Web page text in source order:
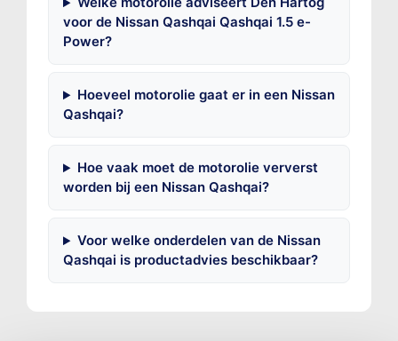
voor de Nissan Qashqai Qashqai 1.5 e-
Power?
Hoeveel motorolie gaat er in een Nissan
Qashqai?
Hoe vaak moet de motorolie ververst
worden bij een Nissan Qashqai?
Voor welke onderdelen van de Nissan
Qashqai is productadvies beschikbaar?